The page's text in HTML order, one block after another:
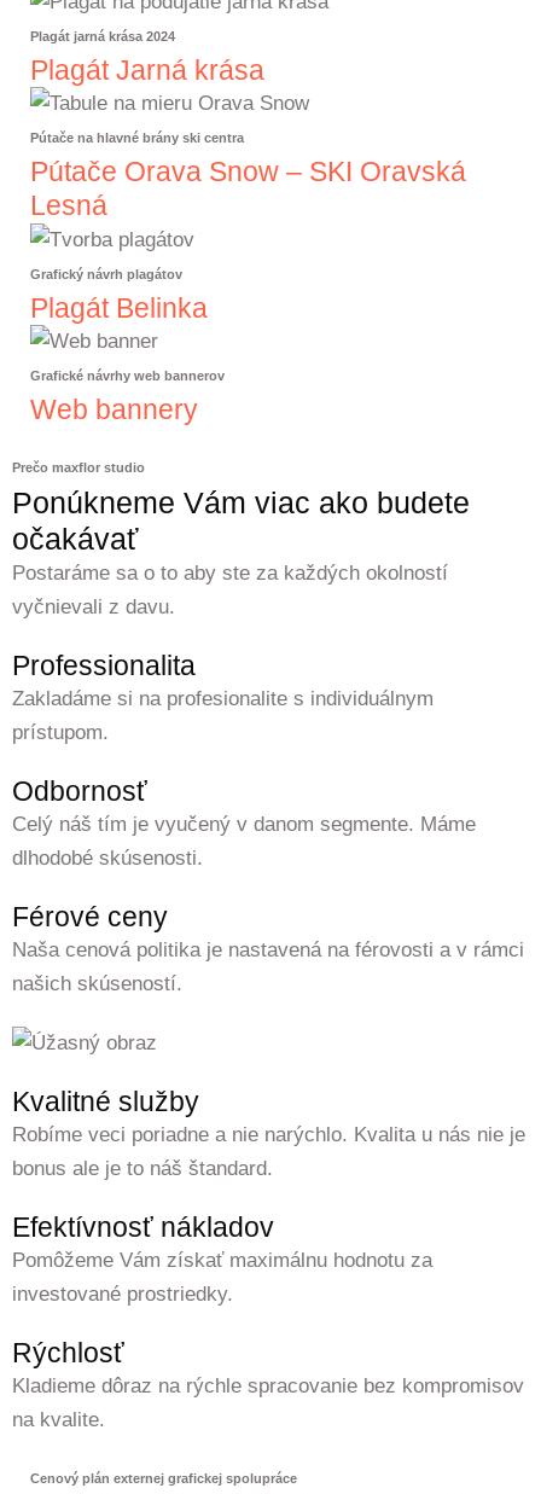
Plagát jarná krása 2024
Plagát Jarná krása
Pútače na hlavné brány ski centra
Pútače Orava Snow – SKI Oravská
Lesná
Grafický návrh plagátov
Plagát Belinka
Grafické návrhy web bannerov
Web bannery
Prečo maxflor studio
Ponúkneme Vám viac ako budete
očakávať
Postaráme sa o to aby ste za každých okolností
vyčnievali z davu.
Professionalita
Zakladáme si na profesionalite s individuálnym
prístupom.
Odbornosť
Celý náš tím je vyučený v danom segmente. Máme
dlhodobé skúsenosti.
Férové ceny
Naša cenová politika je nastavená na férovosti a v rámci
našich skúseností.
Kvalitné služby
Robíme veci poriadne a nie narýchlo. Kvalita u nás nie je
bonus ale je to náš štandard.
Efektívnosť nákladov
Pomôžeme Vám získať maximálnu hodnotu za
investované prostriedky.
Rýchlosť
Kladieme dôraz na rýchle spracovanie bez kompromisov
na kvalite.
Cenový plán externej grafickej spolupráce